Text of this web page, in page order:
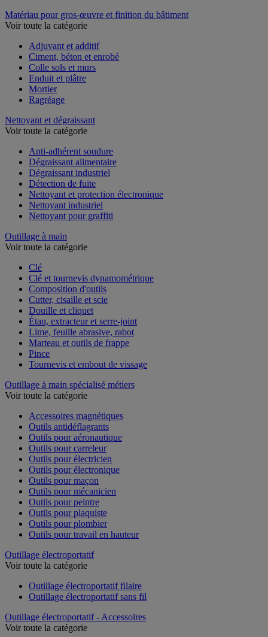
Matériau pour gros-œuvre et finition du bâtiment
Voir toute la catégorie
Adjuvant et additif
Ciment, béton et enrobé
Colle sols et murs
Enduit et plâtre
Mortier
Ragréage
Nettoyant et dégraissant
Voir toute la catégorie
Anti-adhérent soudure
Dégraissant alimentaire
Dégraissant industriel
Détection de fuite
Nettoyant et protection électronique
Nettoyant industriel
Nettoyant pour graffiti
Outillage à main
Voir toute la catégorie
Clé
Clé et tournevis dynamométrique
Composition d'outils
Cutter, cisaille et scie
Douille et cliquet
Étau, extracteur et serre-joint
Lime, feuille abrasive, rabot
Marteau et outils de frappe
Pince
Tournevis et embout de vissage
Outillage à main spécialisé métiers
Voir toute la catégorie
Accessoires magnétiques
Outils antidéflagrants
Outils pour aéronautique
Outils pour carreleur
Outils pour électricien
Outils pour électronique
Outils pour maçon
Outils pour mécanicien
Outils pour peintre
Outils pour plaquiste
Outils pour plombier
Outils pour travail en hauteur
Outillage électroportatif
Voir toute la catégorie
Outillage électroportatif filaire
Outillage électroportatif sans fil
Outillage électroportatif - Accessoires
Voir toute la catégorie